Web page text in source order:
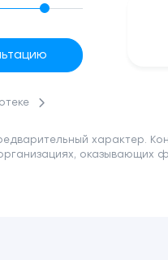
характер.
оказывающих